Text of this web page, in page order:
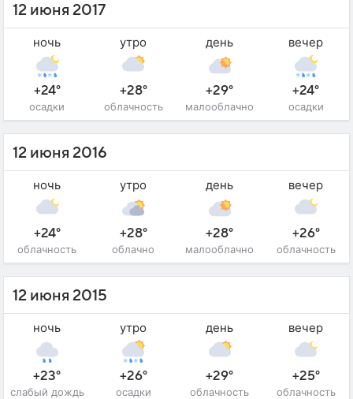
12 июня 2017
ночь
+24°
осадки
утро
+28°
облачность
день
+29°
малооблачно
вечер
+24°
осадки
12 июня 2016
ночь
+24°
облачность
утро
+28°
облачно
день
+28°
малооблачно
вечер
+26°
облачность
12 июня 2015
ночь
+23°
слабый дождь
утро
+26°
осадки
день
+29°
облачность
вечер
+25°
облачность